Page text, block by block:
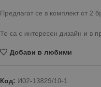
Предлагат се в комплект от 2
Те са с интересен дизайн и в
Добави в любими
Код: И02-13829/10-1